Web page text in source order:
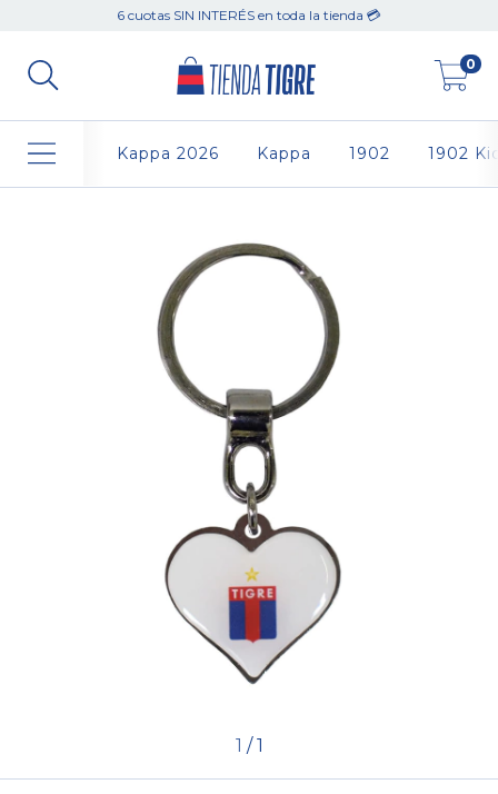
6 cuotas SIN INTERÉS en toda la tienda 💳
0
Kappa 2026 Kappa 1902 1902
1 /1